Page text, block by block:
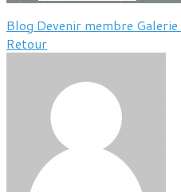
Blog Devenir membre Galerie
Retour